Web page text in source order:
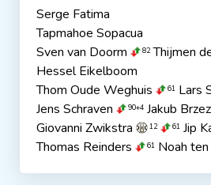
Serge Fatima
Tapmahoe Sopacua
Sven van Doorm
82 Thijmen
Hessel Eikelboom
Thom Oude Weghuis
61 Lars
Jens Schraven 90+4 Jakub
Giovanni Zwikstra
12 61 Jip
Thomas Reinders
61 Noah